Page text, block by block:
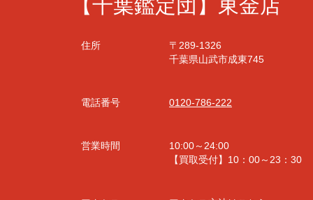
【千葉鑑定団】東金店
住所
〒289-1326
千葉県山武市成東745
電話番号 0120-786-222
営業時間
10:00～24:00
【買取受付】10：00～23：30